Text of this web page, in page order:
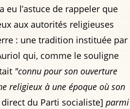
eu l’astuce de rappeler que
aux autorités religieuses
: une tradition instituée par
qui, comme le souligne
"connu pour son ouverture
religieux à une époque où son
direct du Parti socialiste] parmi